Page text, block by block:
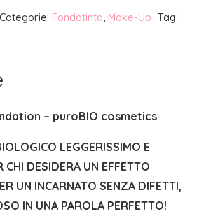
Categorie: Fondotinta, Make-Up Tag:
– puroBIO cosmetics
LEGGERISSIMO E
CHI DESIDERA UN EFFETTO
UN INCARNATO SENZA DIFETTI,
IN UNA PAROLA PERFETTO!